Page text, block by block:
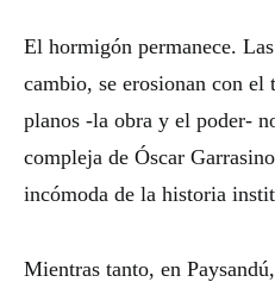
El hormigón permanece.
cambio, se erosionan con el
planos -la obra y el poder-
compleja de Óscar
incómoda de la historia
Mientras tanto, en